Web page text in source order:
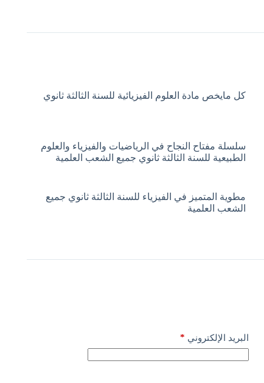
كل مايخص مادة العلوم الفيزيائية للسنة الثالثة ثانوي
سلسلة مفتاح النجاح في الرياضيات والفيزياء والعلوم
الطبيعية للسنة الثالثة ثانوي جميع الشعب العلمية
مطوية المتميز في الفيزياء للسنة الثالثة ثانوي جميع
الشعب العلمية
البريد الإلكتروني *